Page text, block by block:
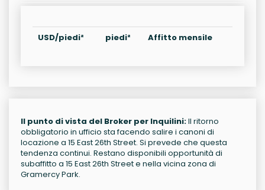
USD/piedi² piedi² Affitto mensile
Il punto di vista del Broker per Inquilini:Il ritorno
obbligatorio in ufficio sta facendo salire i canoni di
locazione a 15 East 26th Street. Si prevede che questa
tendenza continui. Restano disponibili opportunità di
subaffitto a 15 East 26th Street e nella vicina zona di
Gramercy Park.